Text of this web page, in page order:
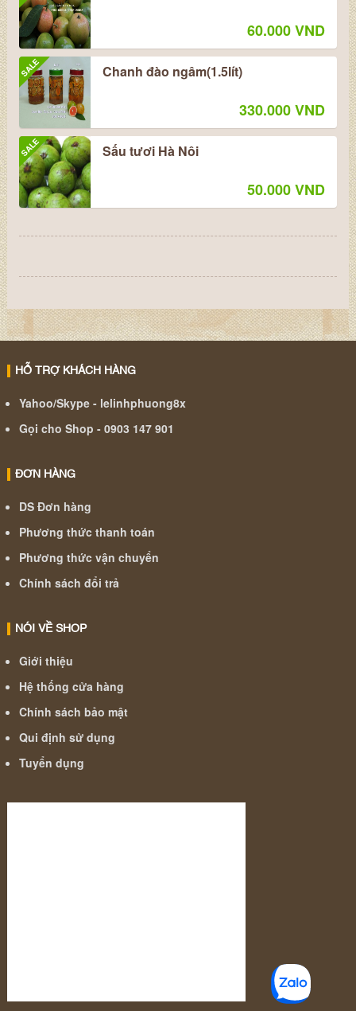
60.000 VND
SALE Chanh đào ngâm(1.5lít)
330.000 VND
SALE Sấu tươi Hà Nôi
50.000 VND
HỖ TRỢ KHÁCH HÀNG
Yahoo/Skype - lelinhphuong8x
Gọi cho Shop - 0903 147 901
ĐƠN HÀNG
DS Đơn hàng
Phương thức thanh toán
Phương thức vận chuyển
Chính sách đổi trả
NÓI VỀ SHOP
Giới thiệu
Hệ thống cửa hàng
Chính sách bảo mật
Qui định sử dụng
Tuyển dụng